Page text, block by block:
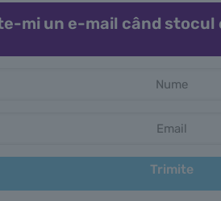
mi un e-mail când stocul
Trimite